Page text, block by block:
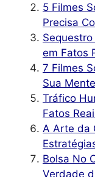
5 Filmes
Precisa
em Fatos
7 Filmes
Sua Mente
Tráfico
Fatos
A Arte da
Bolsa No
Verdade